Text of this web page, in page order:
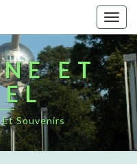
ET
Souvenirs